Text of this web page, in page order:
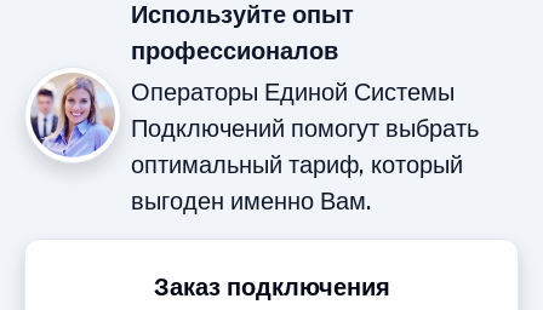
Используйте опыт
профессионалов
Операторы Единой Системы
Подключений помогут выбрать
оптимальный тариф, который
выгоден именно Вам.
Заказ подключения